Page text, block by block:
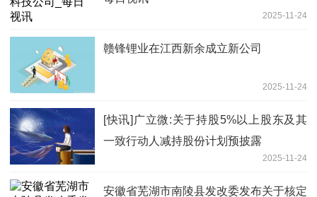
2025-11-24
赣锋锂业在江西新余成立新公司
2025-11-24
[快讯]广立微:关于持股5%以上股东及其
一致行动人减持股份计划预披露
2025-11-24
安徽省芜湖市南陵县发改委发布关于核定